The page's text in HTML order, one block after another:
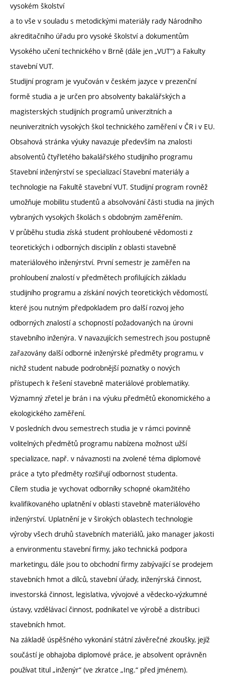
vysokém školství
a to vše v souladu s metodickými materiály rady Národního
akreditačního úřadu pro vysoké školství a dokumentům
Vysokého učení technického v Brně (dále jen „VUT“) a Fakulty
stavební VUT.
Studijní program je vyučován v českém jazyce v prezenční
formě studia a je určen pro absolventy bakalářských a
magisterských studijních programů univerzitních a
neuniverzitních vysokých škol technického zaměření v ČR i v EU.
Obsahová stránka výuky navazuje především na znalosti
absolventů čtyřletého bakalářského studijního programu
Stavební inženýrství se specializací Stavební materiály a
technologie na Fakultě stavební VUT. Studijní program rovněž
umožňuje mobilitu studentů a absolvování části studia na jiných
vybraných vysokých školách s obdobným zaměřením.
V průběhu studia získá student prohloubené vědomosti z
teoretických i odborných disciplín z oblasti stavebně
materiálového inženýrství. První semestr je zaměřen na
prohloubení znalostí v předmětech profilujících základu
studijního programu a získání nových teoretických vědomostí,
které jsou nutným předpokladem pro další rozvoj jeho
odborných znalostí a schopností požadovaných na úrovni
stavebního inženýra. V navazujících semestrech jsou postupně
zařazovány další odborné inženýrské předměty programu, v
nichž student nabude podrobnější poznatky o nových
přístupech k řešení stavebně materiálové problematiky.
Významný zřetel je brán i na výuku předmětů ekonomického a
ekologického zaměření.
V posledních dvou semestrech studia je v rámci povinně
volitelných předmětů programu nabízena možnost užší
specializace, např. v návaznosti na zvolené téma diplomové
práce a tyto předměty rozšiřují odbornost studenta.
Cílem studia je vychovat odborníky schopné okamžitého
kvalifikovaného uplatnění v oblasti stavebně materiálového
inženýrství. Uplatnění je v širokých oblastech technologie
výroby všech druhů stavebních materiálů, jako manager jakosti
a environmentu stavební firmy, jako technická podpora
marketingu, dále jsou to obchodní firmy zabývající se prodejem
stavebních hmot a dílců, stavební úřady, inženýrská činnost,
investorská činnost, legislativa, vývojové a vědecko-výzkumné
ústavy, vzdělávací činnost, podnikatel ve výrobě a distribuci
stavebních hmot.
Na základě úspěšného vykonání státní závěrečné zkoušky, jejíž
součástí je obhajoba diplomové práce, je absolvent oprávněn
používat titul „inženýr“ (ve zkratce „Ing.“ před jménem).